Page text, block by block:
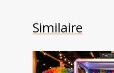
Similaire